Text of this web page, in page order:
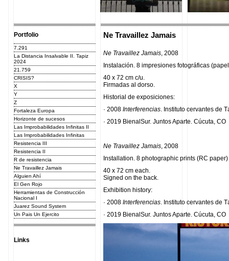
Portfolio
7.291
La Distancia Insalvable II. Tapiz
2024
21.759
CRISIS?
X
Y
Z
Fortaleza Europa
Horizonte de sucesos
Las Improbabilidades Infinitas II
Las Improbabilidades Infinitas
Resistencia III
Resistencia II
R de resistencia
Ne Travaillez Jamais
Alguien Ahí
El Gen Rojo
Herramientas de Construcción
Nacional I
Juarez Sound System
Un Pais Un Ejercito
Links
Ne Travaillez Jamais
Ne Travaillez Jamais, 2008
Instalación. 8 impresiones fotográficas
40 x 72 cm c/u.
Firmadas al dorso.
Historial de exposiciones:
· 2008 Interferencias. Instituto cervantes de
· 2019 BienalSur. Juntos Aparte. Cúcuta, CO
Ne Travaillez Jamais, 2008
Installation. 8 photographic prints (RC
40 x 72 cm each.
Signed on the back.
Exhibition history:
· 2008 Interferencias. Instituto cervantes de
· 2019 BienalSur. Juntos Aparte. Cúcuta, CO